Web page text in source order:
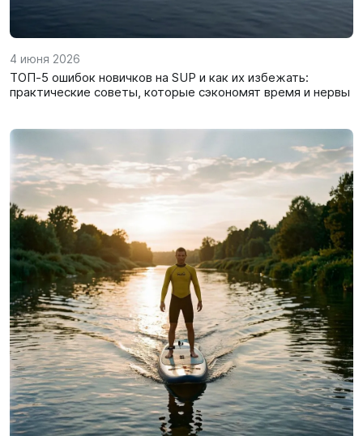
Акции
4 июня 2026
ТОП‑5 ошибок новичков на SUP и как их избежать:
практические советы, которые сэкономят время и нервы